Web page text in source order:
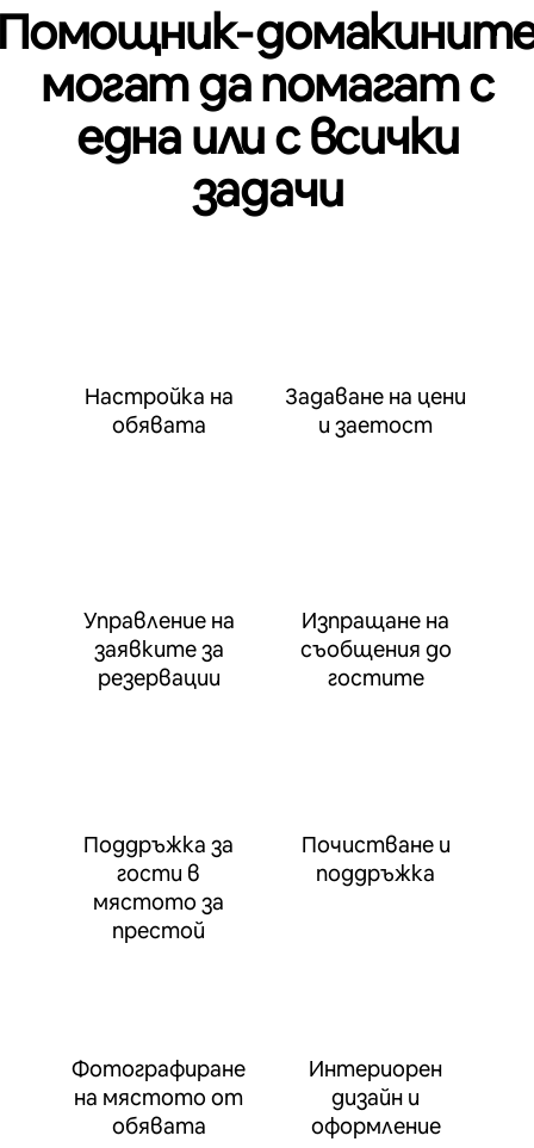
могат да помагат с
една или с всички
задачи
Настройка на
обявата
Задаване на цени
и заетост
Управление на
заявките за
резервации
Изпращане на
съобщения до
гостите
Поддръжка за
гости в
мястото за
престой
Почистване и
поддръжка
Фотографиране
на мястото от
обявата
Интериорен
дизайн и
оформление